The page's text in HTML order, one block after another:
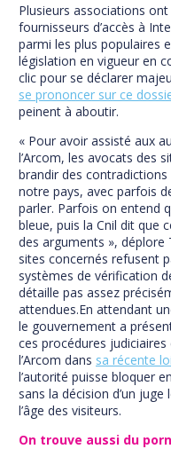
Plusieurs associations
fournisseurs d’accès à
parmi les plus populaires
législation en vigueur en
clic pour se déclarer
se prononcer sur ce
peinent à aboutir.
« Pour avoir assisté aux
l’Arcom, les avocats des
brandir des
notre pays, avec parfois
parler. Parfois on entend
bleue, puis la Cnil dit que
des arguments »,
sites concernés refusent
systèmes de vérification
détaille pas assez
attendues.En attendant
le gouvernement a
ces procédures
l’Arcom dans sa récente
l’autorité puisse bloquer
sans la décision d’un
l’âge des visiteurs.
On trouve aussi du